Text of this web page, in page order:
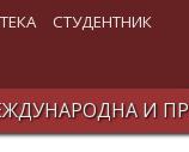
СТУДЕНТНИК
И